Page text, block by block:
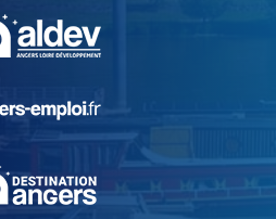
, Ouvre une nouvelle